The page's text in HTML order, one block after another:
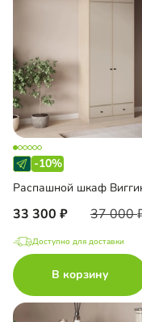
-10%
33 300 37 000
Доступно для доставки
В корзину